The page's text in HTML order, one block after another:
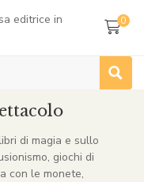
0
di magia e sullo
giochi di
con le monete,